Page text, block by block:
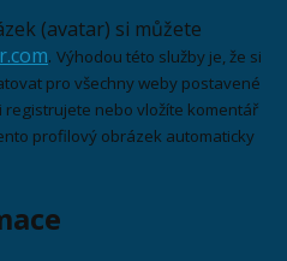
(avatar) si můžete
. Výhodou této služby je, že si
pro všechny weby postavené
nebo vložíte komentář
profilový obrázek automaticky